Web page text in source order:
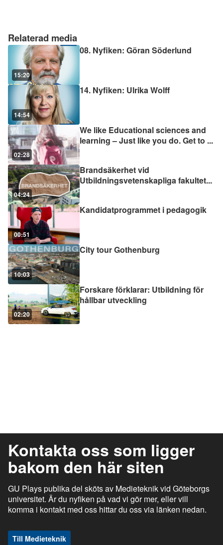
Relaterad media
15:20
08. Nyfiken: Göran Söderlund
14:54
14. Nyfiken: Ulrika Wolff
02:28
We like Educational sciences and
learning – Just like you do. Get to ...
04:24
Brandsäkerhet vid
Utbildningsvetenskapliga fakultet...
00:51
Kandidatprogrammet i pedagogik
10:03
City tour Gothenburg
02:20
Forskare förklarar: Utbildning för
hållbar utveckling
Kontakta oss som ligger
bakom den här siten
GU Plays publika del sköts av Medieteknik vid Göteborgs
universitet. Är du nyfiken på vad vi gör mer, eller vill
komma i kontakt med oss hittar du oss via länken nedan.
Till Medieteknik